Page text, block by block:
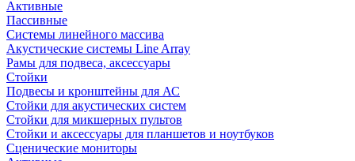
Активные
Пассивные
Системы линейного массива
Акустические системы Line Array
Рамы для подвеса, аксессуары
Стойки
Подвесы и кронштейны для АС
Стойки для акустических систем
Стойки для микшерных пультов
Стойки и аксессуары для планшетов и ноутбуков
Сценические мониторы